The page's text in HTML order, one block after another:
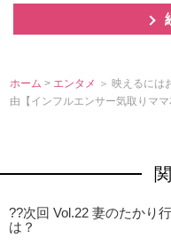
ホーム > エンタメ ＞ 映えるには
由【インフルエンサー気取りママ
??次回 Vol.22 妻のたかり
は？